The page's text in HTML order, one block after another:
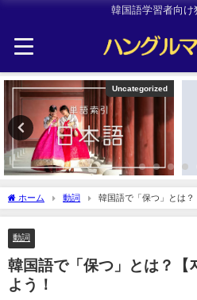
韓国語学習者向け
Uncategorized
ホーム 動詞 韓国語で「保つ」とは？
動詞
韓国語で「保つ」とは？【
よう！